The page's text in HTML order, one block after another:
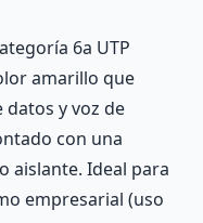
6a UTP
amarillo que
y voz de
con una
aislante. Ideal para
empresarial (uso